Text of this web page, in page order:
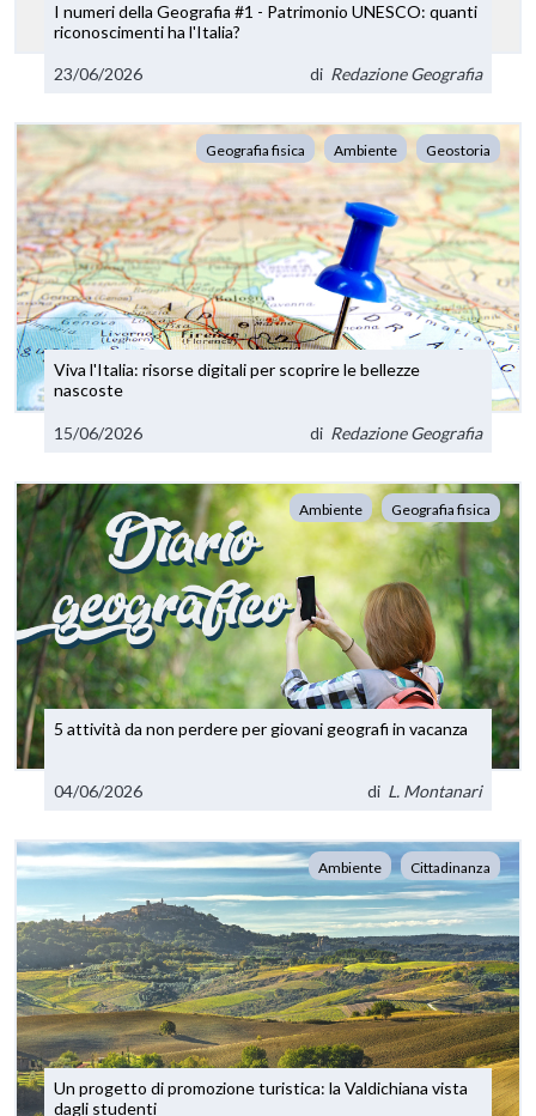
I numeri della Geografia #1 - Patrimonio UNESCO: quanti
riconoscimenti ha l'Italia?
23/06/2026 di Redazione Geografia
Geografia fisica Ambiente Geostoria
Viva l'Italia: risorse digitali per scoprire le bellezze
nascoste
15/06/2026 di Redazione Geografia
Ambiente Geografia fisica
5 attività da non perdere per giovani geografi in vacanza
04/06/2026 di L. Montanari
Ambiente Cittadinanza
Un progetto di promozione turistica: la Valdichiana vista
dagli studenti